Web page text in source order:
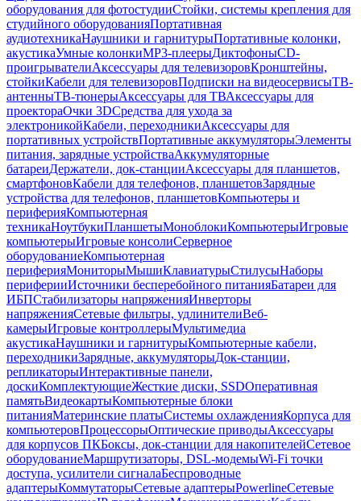
оборудования для фотостудииСтойки, системы крепления для
студийного оборудованияПортативная
аудиотехникаНаушники и гарнитурыПортативные колонки,
акустикаУмные колонкиMP3-плеерыДиктофоныCD-
проигрывателиАксессуары для телевизоровКронштейны,
стойкиКабели для телевизоровПодписки на видеосервисыТВ-
антенныТВ-тюнерыАксессуары для ТВАксессуары для
проектораОчки 3DСредства для ухода за
электроникойКабели, переходникиАксессуары для
портативных устройствПортативные аккумуляторыЭлементы
питания, зарядные устройстваАккумуляторные
батареиДержатели, док-станцииАксессуары для планшетов,
смартфоновКабели для телефонов, планшетовЗарядные
устройства для телефонов, планшетовКомпьютеры и
периферияКомпьютерная
техникаНоутбукиПланшетыМоноблокиКомпьютерыИгровые
компьютерыИгровые консолиСерверное
оборудованиеКомпьютерная
периферияМониторыМышиКлавиатурыСтилусыНаборы
периферииИсточники бесперебойного питанияБатареи для
ИБПСтабилизаторы напряженияИнверторы
напряженияСетевые фильтры, удлинителиВеб-
камерыИгровые контроллерыМультимедиа
акустикаНаушники и гарнитурыКомпьютерные кабели,
переходникиЗарядные, аккумуляторыДок-станции,
репликаторыИнтерактивные панели,
доскиКомплектующиеЖесткие диски, SSDОперативная
памятьВидеокартыКомпьютерные блоки
питанияМатеринские платыСистемы охлажденияКорпуса для
компьютеровПроцессорыОптические приводыАксессуары
для корпусов ПКБоксы, док-станции для накопителейСетевое
оборудованиеМаршрутизаторы, DSL-модемыWi-Fi точки
доступа, усилители сигналаБеспроводные
адаптерыКоммутаторыСетевые адаптерыPowerlineСетевые